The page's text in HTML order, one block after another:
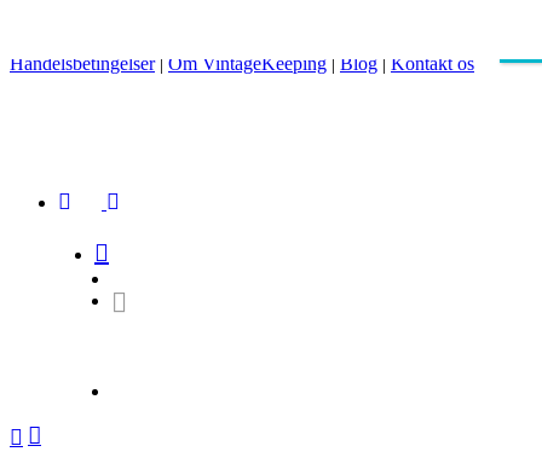
Handelsbetingelser| Om VintageKeeping | Blog | Kontakt os